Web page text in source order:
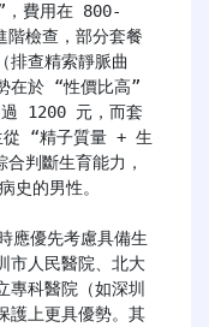
，費用在 800-
檢查，部分套餐
排查精索靜脈曲
在於 “性價比高”
1200 元，而套
從 “精子質量 + 生
判斷生育能力，
史的男性。
市人民醫院、北大
專科醫院（如深圳
護上更具優勢。其